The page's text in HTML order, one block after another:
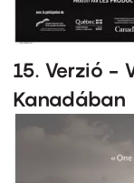
15. Verzió -
Kanadában